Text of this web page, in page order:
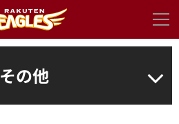
その他